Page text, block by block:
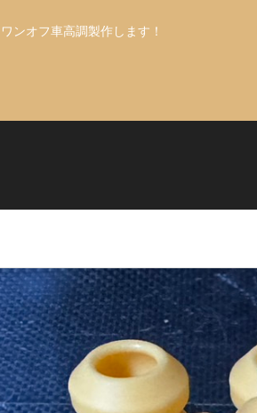
ワンオフ車高調製作します！